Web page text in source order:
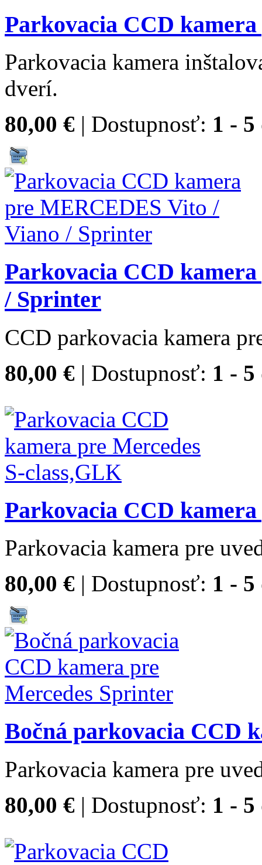
Parkovacia CCD
Parkovacia kamera
dverí.
80,00 € | Dostupnosť: 1 -
Parkovacia CCD
/ Sprinter
CCD parkovacia kamera
80,00 € | Dostupnosť: 1 -
Parkovacia CCD
Parkovacia kamera pre
80,00 € | Dostupnosť: 1 -
Bočná parkovacia CCD
Parkovacia kamera pre
80,00 € | Dostupnosť: 1 -